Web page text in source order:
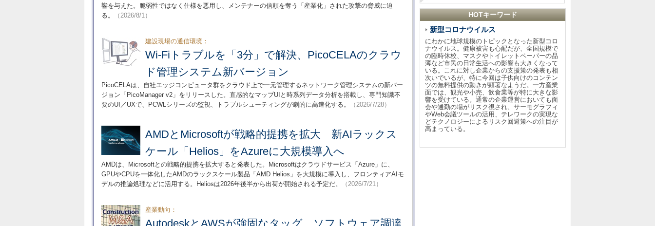
響を与えた。脆弱性ではなく仕様を悪用し、メンテナーの信頼を奪う「産業化」された攻撃の脅威に迫
る。
（2026/8/1）
建設現場の通信環境：
Wi-Fiトラブルを「3分」で解決、PicoCELAのクラウ
ド管理システム新バージョン
PicoCELAは、自社エッジコンピュータ群をクラウド上で一元管理するネットワーク管理システムの新バー
ジョン「PicoManager v2」をリリースした。直感的なマップUIと時系列データ分析を搭載し、専門知識不
要のUI／UXで、PCWLシリーズの監視、トラブルシューティングが劇的に高速化する。
（2026/7/28）
AMDとMicrosoftが戦略的提携を拡大 新AIラックス
ケール「Helios」をAzureに大規模導入へ
AMDは、Microsoftとの戦略的提携を拡大すると発表した。Microsoftはクラウドサービス「Azure」に、
GPUやCPUを一体化したAMDのラックスケール製品「AMD Helios」を大規模に導入し、フロンティアAIモ
デルの推論処理などに活用する。Heliosは2026年後半から出荷が開始される予定だ。
（2026/7/21）
産業動向：
AutodeskとAWSが強固なタッグ ソフトウェア調達
HOTキーワード
新型コロナウイルス
にわかに地球規模のトピックとなった新型コロ
ナウイルス。健康被害も心配だが、全国規模で
の臨時休校、マスクやトイレットペーパーの品
薄など市民の日常生活への影響も大きくなって
いる。これに対し企業からの支援策の発表も相
次いでいるが、特に今回は子供向けのコンテン
ツの無料提供の動きが顕著なようだ。一方産業
面では、観光や小売、飲食業等が特に大きな影
響を受けている。通常の企業運営においても面
会や通勤の場がリスク視され、サーモグラフィ
やWeb会議ツールの活用、テレワークの実現な
どテクノロジーによるリスク回避策への注目が
高まっている。